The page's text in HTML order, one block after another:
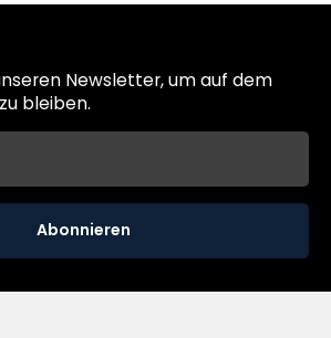
Newsletter, um auf dem
bleiben.
Abonnieren